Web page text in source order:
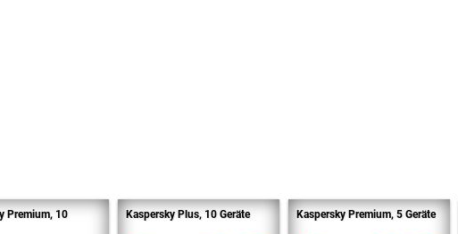
Premium, 10
Kaspersky Plus, 10 Geräte Kaspersky Premium, 5 Geräte